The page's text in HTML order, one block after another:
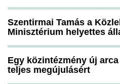
Szentirmai Tamás a
Minisztérium helyettes
Egy közintézmény új
teljes megújulásért